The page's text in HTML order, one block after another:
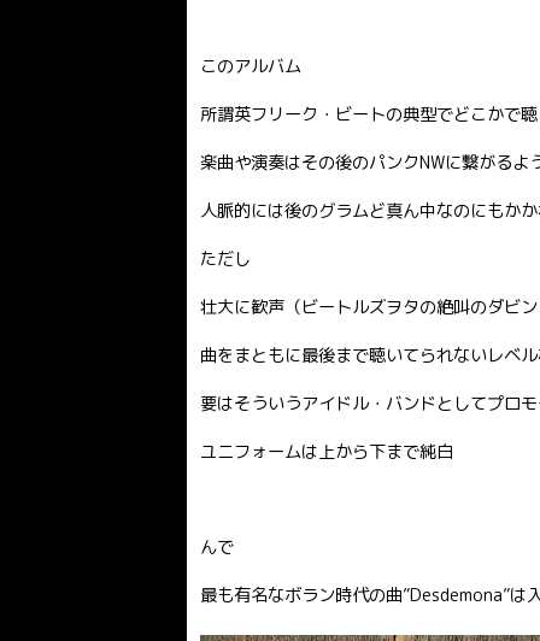
このアルバム
所謂英フリーク・ビートの典型でどこかで
楽曲や演奏はその後のパンクNWに繋がる
人脈的には後のグラムど真ん中なのにもか
ただし
壮大に歓声（ビートルズヲタの絶叫のダビ
曲をまともに最後まで聴いてられないレベ
要はそういうアイドル・バンドとしてプロ
ユニフォームは上から下まで純白
んで
最も有名なボラン時代の曲”Desdemona”は